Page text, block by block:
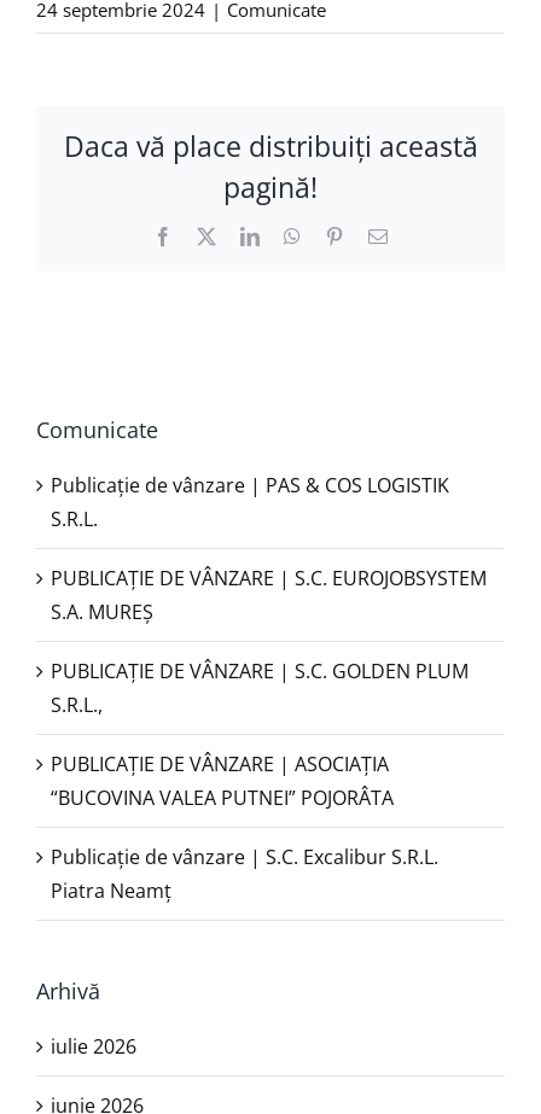
24 septembrie 2024 | Comunicate
Daca vă place distribuiţi această
pagină!
Facebook LinkedInWhatsApp
Pinterest
E-
Comunicate
Publicație de vânzare | PAS & COS LOGISTIK
S.R.L.
PUBLICAŢIE DE VÂNZARE | S.C. EUROJOBSYSTEM
S.A. MUREȘ
PUBLICAȚIE DE VÂNZARE | S.C. GOLDEN PLUM
S.R.L.,
PUBLICAŢIE DE VÂNZARE | ASOCIAȚIA
“BUCOVINA VALEA PUTNEI” POJORÂTA
Publicație de vânzare | S.C. Excalibur S.R.L.
Piatra Neamţ
Arhivă
iulie 2026
iunie 2026